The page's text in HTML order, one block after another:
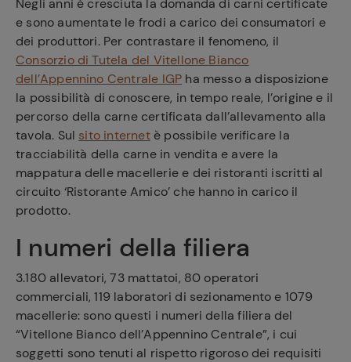
Negli anni è cresciuta la domanda di carni certificate
e sono aumentate le frodi a carico dei consumatori e
dei produttori. Per contrastare il fenomeno, il
Consorzio di Tutela del Vitellone Bianco
dell’Appennino Centrale IGP ha messo a disposizione
la possibilità di conoscere, in tempo reale, l’origine e il
percorso della carne certificata dall’allevamento alla
tavola. Sul sito internetè possibile verificare la
tracciabilità della carne in vendita e avere la
mappatura delle macellerie e dei ristoranti iscritti al
circuito ‘Ristorante Amico’ che hanno in carico il
prodotto.
I numeri della filiera
3.180 allevatori, 73 mattatoi, 80 operatori
commerciali, 119 laboratori di sezionamento e 1079
macellerie: sono questi i numeri della filiera del
“Vitellone Bianco dell’Appennino Centrale”, i cui
soggetti sono tenuti al rispetto rigoroso dei requisiti